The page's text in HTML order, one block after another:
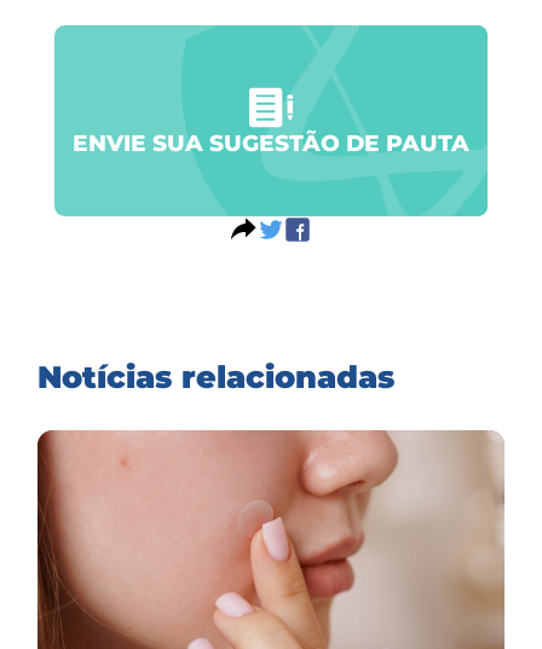
ENVIE SUA SUGESTÃO DE PAUTA
Notícias relacionadas